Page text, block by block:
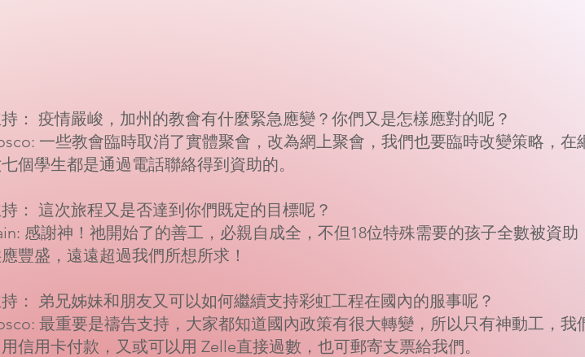
： 疫情嚴峻，加州的教會有什麼緊急應變？你們又是怎樣應對的呢？
一些教會臨時取消了實體聚會，改為網上聚會，我們也要臨時改變策略，
個學生都是通過電話聯絡得到資助的。
： 這次旅程又是否達到你們既定的目標呢？
感謝神！祂開始了的善工，必親自成全，不但18位特殊需要的孩子全數被資
豐盛，遠遠超過我們所想所求！
： 弟兄姊妹和朋友又可以如何繼續支持彩虹工程在國內的服事呢？
最重要是禱告支持，大家都知道國內政策有很大轉變，所以只有神動工，
信用卡付款，又或可以用 Zelle直接過數，也可郵寄支票給我們。